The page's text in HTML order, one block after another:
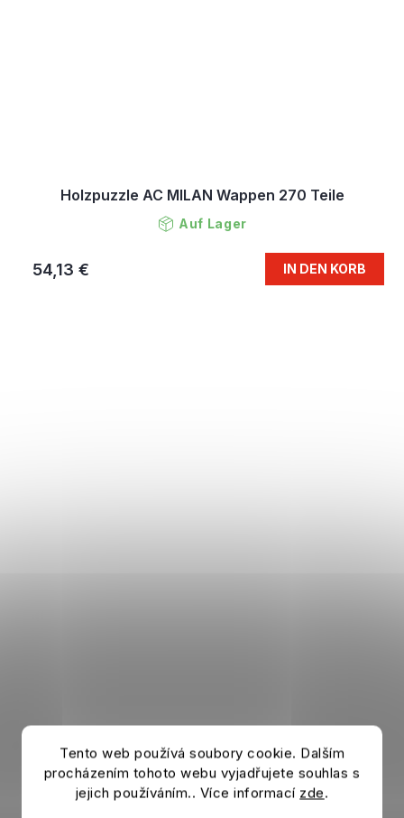
Tento web používá soubory cookie. Dalším
procházením tohoto webu vyjadřujete souhlas s
jejich používáním.. Více informací zde.
Holzpuzzle AC MILAN Wappen 270 Teile
Auf Lager
54,13 € IN DEN KORB